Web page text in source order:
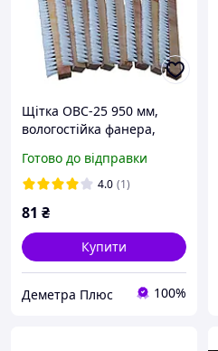
Щітка ОВС-25 950 мм,
вологостійка фанера,
планка, зернопланка) |
2Г-04-25-30-920
Готово до відправки
4.0 (1)
81 ₴
Купити
Деметра Плюс 100%